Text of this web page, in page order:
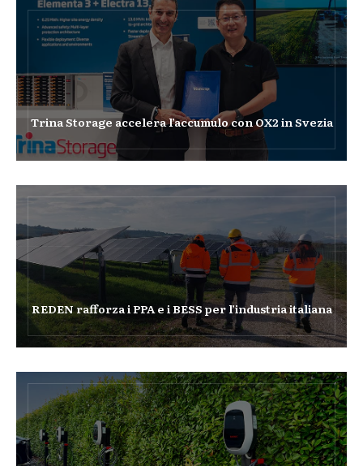
Trina Storage accelera l’accumulo con OX2 in Svezia
REDEN rafforza i PPA e i BESS per l’industria italiana